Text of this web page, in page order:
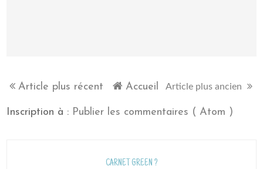
Article plus récent Article plus ancien
Accueil
Inscription à : Publier les commentaires ( Atom )
CARNET GREEN ?